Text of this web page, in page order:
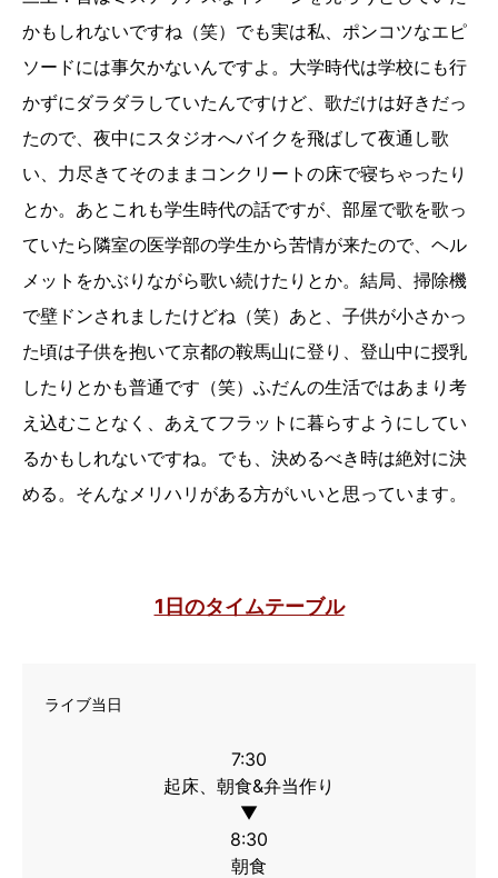
かもしれないですね（笑）でも実は私、ポンコツなエピ
ソードには事欠かないんですよ。大学時代は学校にも行
かずにダラダラしていたんですけど、歌だけは好きだっ
たので、夜中にスタジオへバイクを飛ばして夜通し歌
い、力尽きてそのままコンクリートの床で寝ちゃったり
とか。あとこれも学生時代の話ですが、部屋で歌を歌っ
ていたら隣室の医学部の学生から苦情が来たので、ヘル
メットをかぶりながら歌い続けたりとか。結局、掃除機
で壁ドンされましたけどね（笑）あと、子供が小さかっ
た頃は子供を抱いて京都の鞍馬山に登り、登山中に授乳
したりとかも普通です（笑）ふだんの生活ではあまり考
え込むことなく、あえてフラットに暮らすようにしてい
るかもしれないですね。でも、決めるべき時は絶対に決
める。そんなメリハリがある方がいいと思っています。
1日のタイムテーブル
ライブ当日
7:30
起床、朝食&弁当作り
8:30
朝食